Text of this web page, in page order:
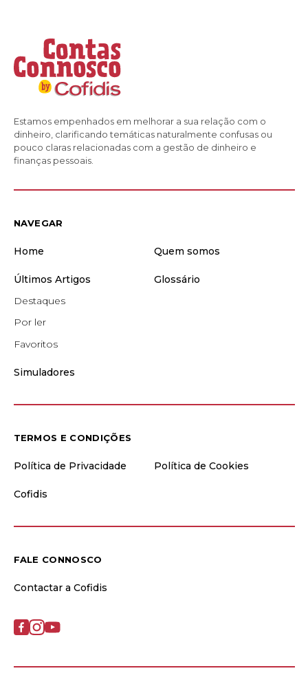
Estamos empenhados em melhorar a sua relação com o
dinheiro, clarificando temáticas naturalmente confusas ou
pouco claras relacionadas com a gestão de dinheiro e
finanças pessoais.
NAVEGAR
Home Quem somos
Últimos Artigos
Destaques
Por ler
Favoritos
Glossário
Simuladores
TERMOS E CONDIÇÕES
Política de Privacidade Política de Cookies
Cofidis
FALE CONNOSCO
Contactar a Cofidis